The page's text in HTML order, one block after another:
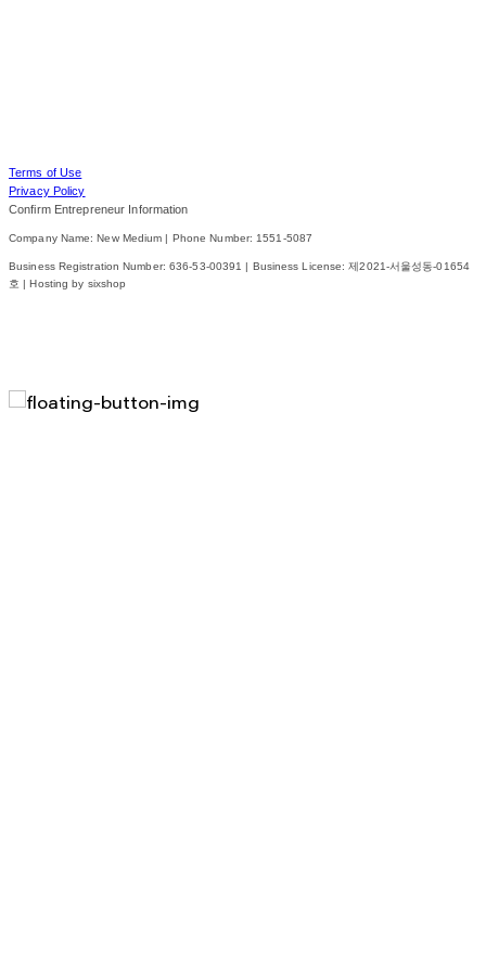
Terms of Use
Privacy Policy
Confirm Entrepreneur Information
Company Name: New Medium | Phone Number: 1551-5087
Business Registration Number: 636-53-00391 | Business License:제2021-서울성동-01654
호 | Hosting by sixshop